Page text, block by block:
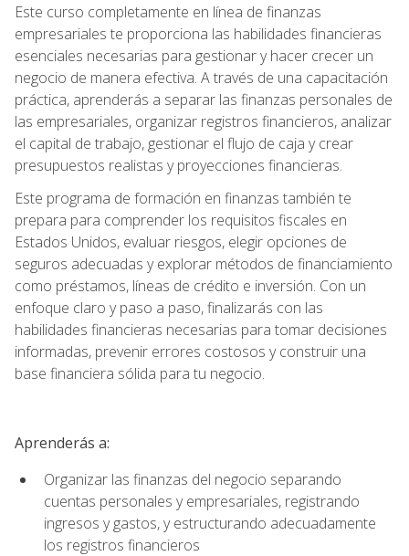
Este curso completamente en línea de finanzas
empresariales te proporciona las habilidades financieras
esenciales necesarias para gestionar y hacer crecer un
negocio de manera efectiva. A través de una capacitación
práctica, aprenderás a separar las finanzas personales de
las empresariales, organizar registros financieros, analizar
el capital de trabajo, gestionar el flujo de caja y crear
presupuestos realistas y proyecciones financieras.
Este programa de formación en finanzas también te
prepara para comprender los requisitos fiscales en
Estados Unidos, evaluar riesgos, elegir opciones de
seguros adecuadas y explorar métodos de financiamiento
como préstamos, líneas de crédito e inversión. Con un
enfoque claro y paso a paso, finalizarás con las
habilidades financieras necesarias para tomar decisiones
informadas, prevenir errores costosos y construir una
base financiera sólida para tu negocio.
Aprenderás a:
Organizar las finanzas del negocio separando
cuentas personales y empresariales, registrando
ingresos y gastos, y estructurando adecuadamente
los registros financieros